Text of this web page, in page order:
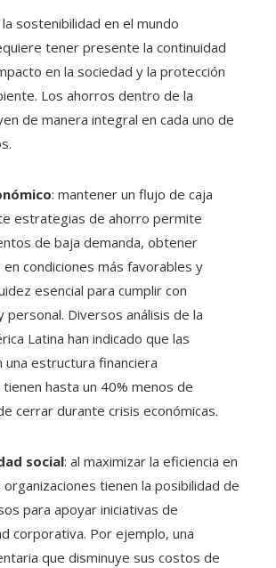
sostenibilidad en el mundo
tener presente la continuidad
en la sociedad y la protección
Los ahorros dentro de la
de manera integral en cada uno de
: mantener un flujo de caja
estrategias de ahorro permite
de baja demanda, obtener
condiciones más favorables y
esencial para cumplir con
Diversos análisis de la
Latina han indicado que las
una estructura financiera
hasta un 40% menos de
cerrar durante crisis económicas.
social: al maximizar la eficiencia en
tienen la posibilidad de
para apoyar iniciativas de
corporativa. Por ejemplo, una
que disminuye sus costos de